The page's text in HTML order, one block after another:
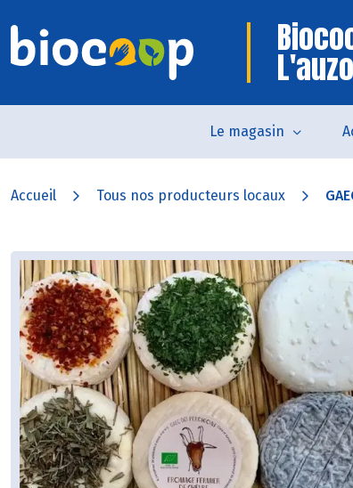
Le magasin
Accueil Tous nos producteurs locaux